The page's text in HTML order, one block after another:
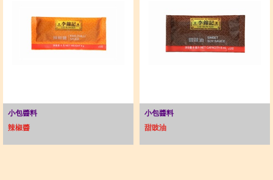
小包醬料
辣椒醬
小包醬料
甜豉油